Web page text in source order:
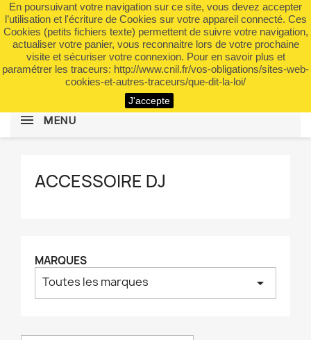
En poursuivant votre navigation sur ce site, vous devez accepter
l’utilisation et l'écriture de Cookies sur votre appareil connecté. Ces
Cookies (petits fichiers texte) permettent de suivre votre navigation,
actualiser votre panier, vous reconnaitre lors de votre prochaine
visite et sécuriser votre connexion. Pour en savoir plus et
paramétrer les traceurs: http://www.cnil.fr/vos-obligations/sites-web-
cookies-et-autres-traceurs/que-dit-la-loi/
J'accepte
 shopping_cart (0)

search
MENU
ACCESSOIRE DJ
MARQUES
Toutes les marques arrow_drop_down